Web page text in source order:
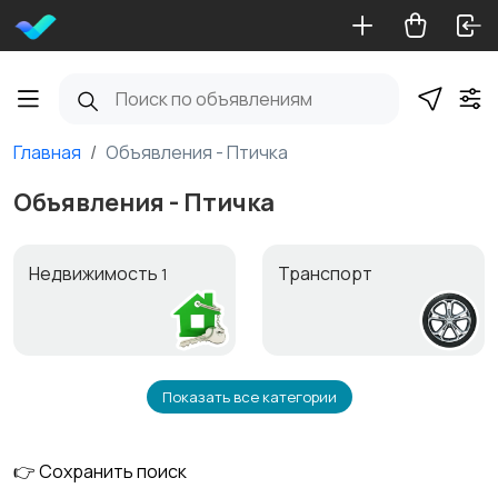
Главная Объявления - Птичка
Объявления - Птичка
Недвижимость 1 Транспорт
Работа и обучение
Показать все категории
👉 Сохранить поиск